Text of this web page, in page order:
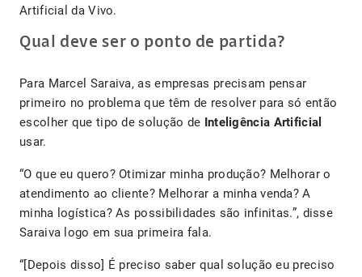
Artificial da Vivo.
Qual deve ser o ponto de partida?
Para Marcel Saraiva, as empresas precisam pensar
primeiro no problema que têm de resolver para só então
escolher que tipo de solução de Inteligência Artificial
usar.
“O que eu quero? Otimizar minha produção? Melhorar o
atendimento ao cliente? Melhorar a minha venda? A
minha logística? As possibilidades são infinitas.”, disse
Saraiva logo em sua primeira fala.
“[Depois disso] É preciso saber qual solução eu preciso